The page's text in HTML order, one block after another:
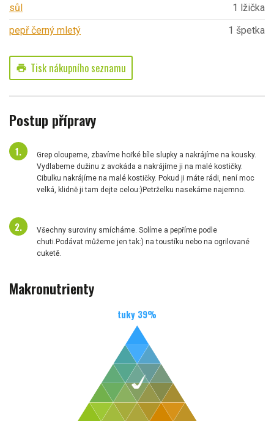
sůl
1 lžička
pepř černý mletý
1 špetka
print Tisk nákupního seznamu
Postup přípravy
Grep oloupeme, zbavíme hořké bíle slupky a nakrájíme na kousky.
Vydlabeme dužinu z avokáda a nakrájíme ji na malé kostičky.
Cibulku nakrájíme na malé kostičky. Pokud ji máte rádi, není moc
velká, klidně ji tam dejte celou:)Petrželku nasekáme najemno.
Všechny suroviny smícháme. Solíme a pepříme podle
chuti.Podávat můžeme jen tak:) na toustíku nebo na ogrilované
cuketě.
Makronutrienty
tuky 39%